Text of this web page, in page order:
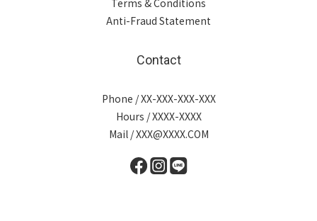
Anti-Fraud Statement
Contact
Phone / XX-XXX-XXX-XXX
Hours / XXXX-XXXX
Mail / XXX@XXXX.COM